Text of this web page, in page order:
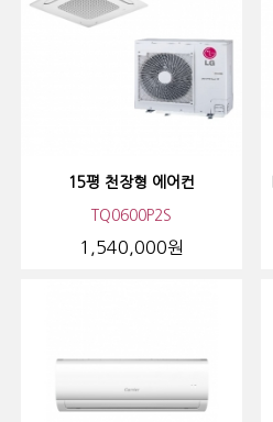
15평 천장형 에어컨
TQ0600P2S
1,540,000원